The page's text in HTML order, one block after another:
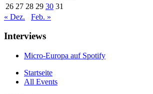
26 27 28 29 30 31
« Dez.
Feb. »
Interviews
Micro-Europa auf Spotify
Startseite
All Events